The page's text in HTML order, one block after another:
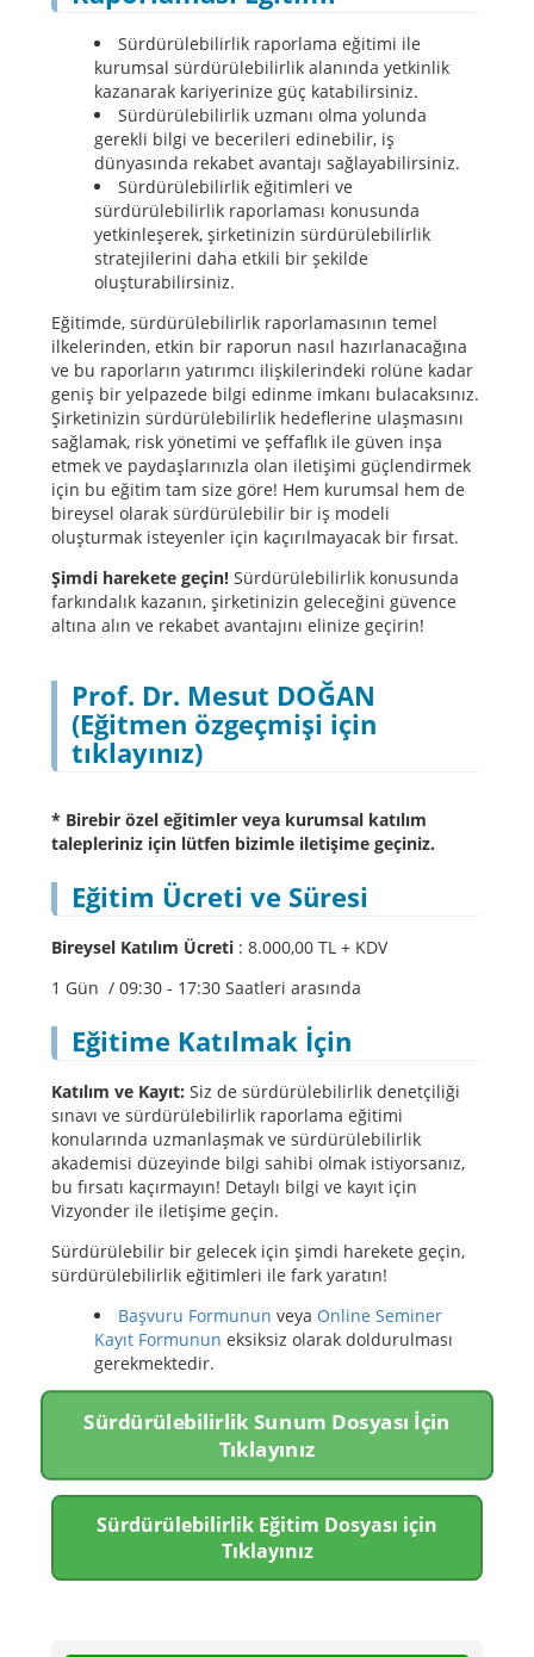
Sürdürülebilirlik raporlama eğitimi ile
kurumsal sürdürülebilirlik alanında yetkinlik
kazanarak kariyerinize güç katabilirsiniz.
Sürdürülebilirlik uzmanı olma yolunda
gerekli bilgi ve becerileri edinebilir, iş
dünyasında rekabet avantajı sağlayabilirsiniz.
Sürdürülebilirlik eğitimleri ve
sürdürülebilirlik raporlaması konusunda
yetkinleşerek, şirketinizin sürdürülebilirlik
stratejilerini daha etkili bir şekilde
oluşturabilirsiniz.
Eğitimde, sürdürülebilirlik raporlamasının temel
ilkelerinden, etkin bir raporun nasıl hazırlanacağına
ve bu raporların yatırımcı ilişkilerindeki rolüne kadar
geniş bir yelpazede bilgi edinme imkanı bulacaksınız.
Şirketinizin sürdürülebilirlik hedeflerine ulaşmasını
sağlamak, risk yönetimi ve şeffaflık ile güven inşa
etmek ve paydaşlarınızla olan iletişimi güçlendirmek
için bu eğitim tam size göre! Hem kurumsal hem de
bireysel olarak sürdürülebilir bir iş modeli
oluşturmak isteyenler için kaçırılmayacak bir fırsat.
Şimdi harekete geçin! Sürdürülebilirlik konusunda
farkındalık kazanın, şirketinizin geleceğini güvence
altına alın ve rekabet avantajını elinize geçirin!
Prof. Dr. Mesut DOĞAN
(Eğitmen özgeçmişi için
tıklayınız)
* Birebir özel eğitimler veya kurumsal katılım
talepleriniz için lütfen bizimle iletişime geçiniz.
Eğitim Ücreti ve Süresi
Bireysel Katılım Ücreti : 8.000,00 TL + KDV
1 Gün / 09:30 - 17:30 Saatleri arasında
Eğitime Katılmak İçin
Katılım ve Kayıt: Siz de sürdürülebilirlik denetçiliği
sınavı ve sürdürülebilirlik raporlama eğitimi
konularında uzmanlaşmak ve sürdürülebilirlik
akademisi düzeyinde bilgi sahibi olmak istiyorsanız,
bu fırsatı kaçırmayın! Detaylı bilgi ve kayıt için
Vizyonder ile iletişime geçin.
Sürdürülebilir bir gelecek için şimdi harekete geçin,
sürdürülebilirlik eğitimleri ile fark yaratın!
Başvuru Formunun veya Online Seminer
Kayıt Formunun eksiksiz olarak doldurulması
gerekmektedir.
Sürdürülebilirlik Sunum Dosyası İçin
Tıklayınız
Sürdürülebilirlik Eğitim Dosyası için
Tıklayınız